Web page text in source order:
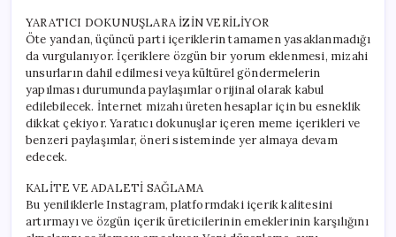
YARATICI DOKUNUŞLARA İZİN VERİLİYOR
Öte yandan, üçüncü parti içeriklerin tamamen yasaklanmadığı
da vurgulanıyor. İçeriklere özgün bir yorum eklenmesi, mizahi
unsurların dahil edilmesi veya kültürel göndermelerin
yapılması durumunda paylaşımlar orijinal olarak kabul
edilebilecek. İnternet mizahı üreten hesaplar için bu esneklik
dikkat çekiyor. Yaratıcı dokunuşlar içeren meme içerikleri ve
benzeri paylaşımlar, öneri sisteminde yer almaya devam
edecek.
KALİTE VE ADALETİ SAĞLAMA
Bu yeniliklerle Instagram, platformdaki içerik kalitesini
artırmayı ve özgün içerik üreticilerinin emeklerinin karşılığını